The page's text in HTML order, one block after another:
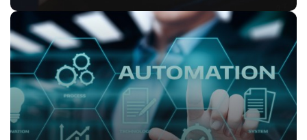
Информационная безопасность
Подробнее